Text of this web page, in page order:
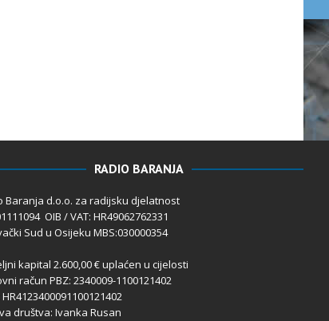
RADIO BARANJA
Baranja d.o.o. za radijsku djelatnost
OIB / VAT: HR49062762331
Sud u Osijeku MBS:030000354
kapital 2.600,00 € uplaćen u cijelosti
račun PBZ: 2340009-1100121402
HR4123400091100121402
društva: Ivanka Rusan